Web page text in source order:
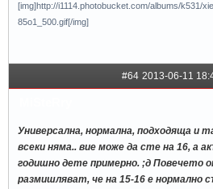
[img]http://i1114.photobucket.com/albums/k531/
85o1_500.gif[/img]
#64 2013-06-11
Универсална, нормална, подходяща и
всеки няма.. вие може да сте на 16, а
годишно дете примерно. ;д Повечето
размишляват, че на 15-16 е нормално